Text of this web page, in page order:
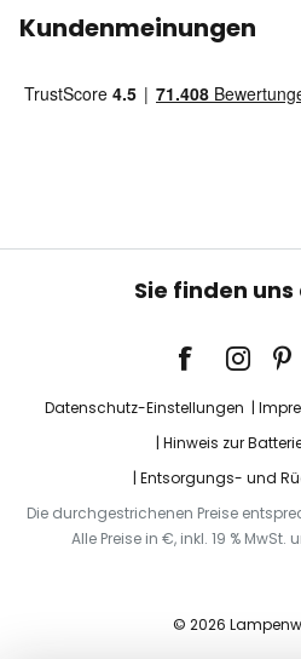
Kundenmeinungen
Sie finden
Datenschutz-Einstellungen
Hinweis zur
Entsorgungs- und
Die durchgestrichenen Preise
Alle Preise in €, inkl. 19 %
© 2026